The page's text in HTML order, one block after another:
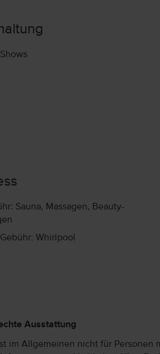
Sauna, Massagen, Beauty-
Whirlpool
Ausstattung
im Allgemeinen nicht für